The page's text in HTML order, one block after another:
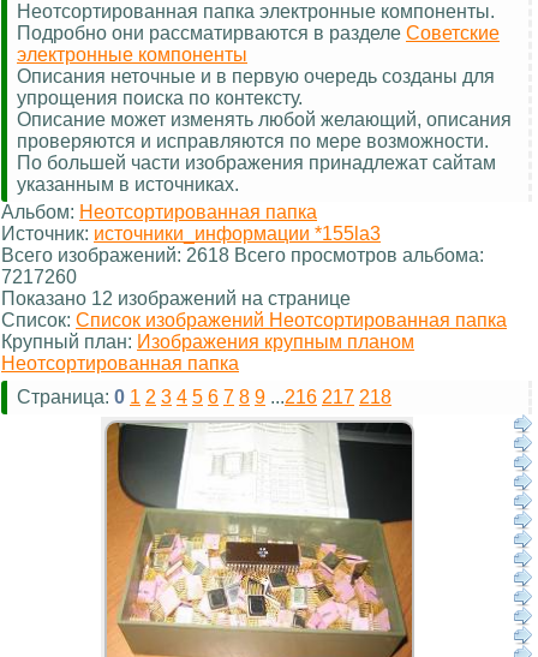
Неотсортированная папка электронные компоненты.
Подробно они рассматирваются в разделе Советские
электронные компоненты
Описания неточные и в первую очередь созданы для
упрощения поиска по контексту.
Описание может изменять любой желающий, описания
проверяются и исправляются по мере возможности.
По большей части изображения принадлежат сайтам
указанным в источниках.
Альбом: Неотсортированная папка
Источник: источники_информации *155la3
Всего изображений: 2618 Всего просмотров альбома:
7217260
Показано 12 изображений на странице
Список: Список изображений Неотсортированная папка
Крупный план: Изображения крупным планом
Неотсортированная папка
Страница: 0 1 2 3 4 5 6 7 8 9 ...216 217 218